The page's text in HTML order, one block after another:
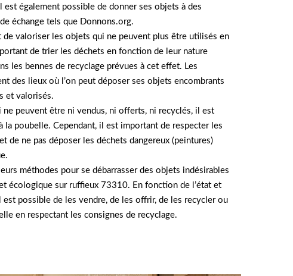
est également possible de donner ses objets à des
échange tels que Donnons.org.
valoriser les objets qui ne peuvent plus être utilisés en
de trier les déchets en fonction de leur nature
les bennes de recyclage prévues à cet effet. Les
des lieux où l’on peut déposer ses objets encombrants
et valorisés.
ne peuvent être ni vendus, ni offerts, ni recyclés, il est
la poubelle. Cependant, il est important de respecter les
de ne pas déposer les déchets dangereux (peintures)
méthodes pour se débarrasser des objets indésirables
écologique sur ruffieux 73310. En fonction de l’état et
est possible de les vendre, de les offrir, de les recycler ou
en respectant les consignes de recyclage.